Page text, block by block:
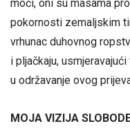
moći, oni su masama
pokornosti zemaljskim
vrhunac duhovnog
i pljačkaju,
u održavanje ovog
MOJA VIZIJA